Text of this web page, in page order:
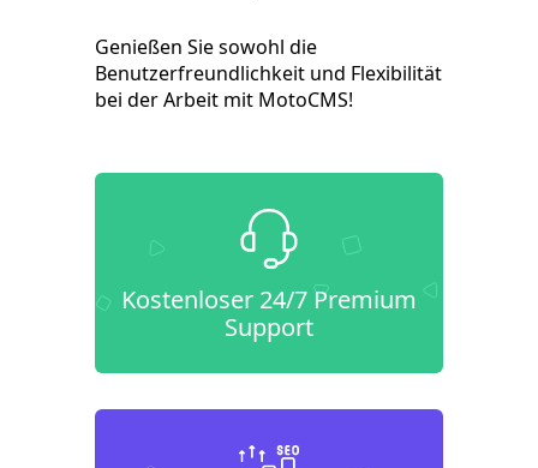
Genießen Sie sowohl die
Benutzerfreundlichkeit und Flexibilität
bei der Arbeit mit MotoCMS!
Kostenloser 24/7 Premium
Support